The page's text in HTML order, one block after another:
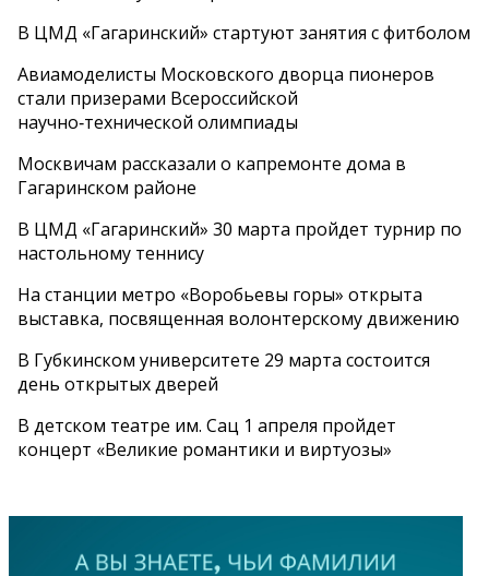
В ЦМД «Гагаринский» стартуют занятия с фитболом
Авиамоделисты Московского дворца пионеров
стали призерами Всероссийской
научно‑технической олимпиады
Москвичам рассказали о капремонте дома в
Гагаринском районе
В ЦМД «Гагаринский» 30 марта пройдет турнир по
настольному теннису
На станции метро «Воробьевы горы» открыта
выставка, посвященная волонтерскому движению
В Губкинском университете 29 марта состоится
день открытых дверей
В детском театре им. Сац 1 апреля пройдет
концерт «Великие романтики и виртуозы»